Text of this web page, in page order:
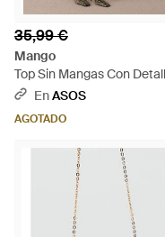
35,99 €
Mango
Top Sin Mangas Con
Lazada De Punto 100% De
EnASOS
AGOTADO